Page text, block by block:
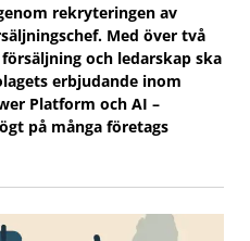
rekryteringen av
Med över två
och ledarskap ska
erbjudande inom
Platform och AI –
på många företags